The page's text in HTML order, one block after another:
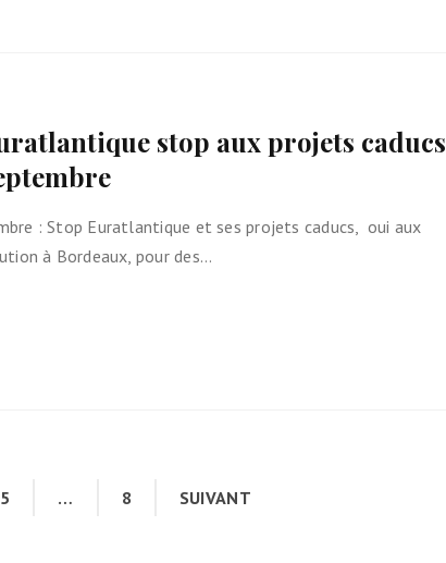
stop aux projets caducs
: Stop Euratlantique et ses projets caducs, oui aux
à Bordeaux, pour des…
5 … 8 SUIVANT